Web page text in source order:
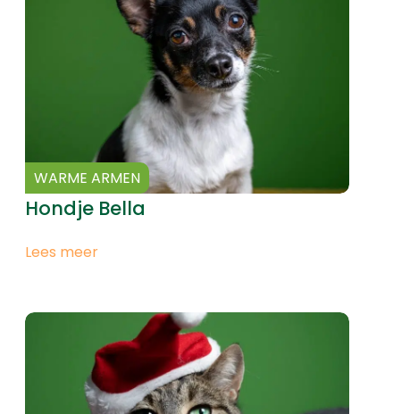
WARME ARMEN
Hondje Bella
Lees meer